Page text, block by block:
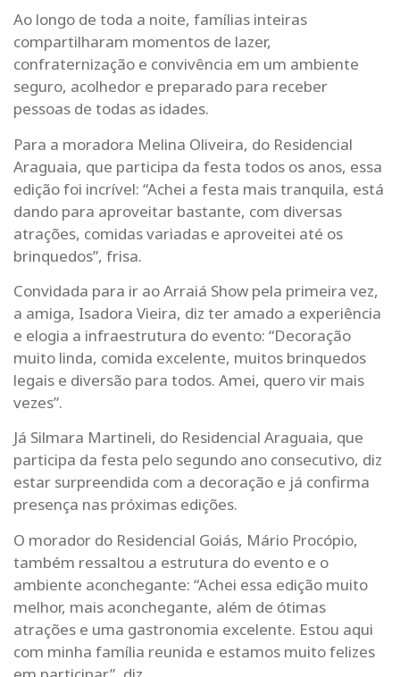
Ao longo de toda a noite, famílias inteiras
compartilharam momentos de lazer,
confraternização e convivência em um ambiente
seguro, acolhedor e preparado para receber
pessoas de todas as idades.
Para a moradora Melina Oliveira, do Residencial
Araguaia, que participa da festa todos os anos, essa
edição foi incrível: “Achei a festa mais tranquila, está
dando para aproveitar bastante, com diversas
atrações, comidas variadas e aproveitei até os
brinquedos”, frisa.
Convidada para ir ao Arraiá Show pela primeira vez,
a amiga, Isadora Vieira, diz ter amado a experiência
e elogia a infraestrutura do evento: “Decoração
muito linda, comida excelente, muitos brinquedos
legais e diversão para todos. Amei, quero vir mais
vezes”.
Já Silmara Martineli, do Residencial Araguaia, que
participa da festa pelo segundo ano consecutivo, diz
estar surpreendida com a decoração e já confirma
presença nas próximas edições.
O morador do Residencial Goiás, Mário Procópio,
também ressaltou a estrutura do evento e o
ambiente aconchegante: “Achei essa edição muito
melhor, mais aconchegante, além de ótimas
atrações e uma gastronomia excelente. Estou aqui
com minha família reunida e estamos muito felizes